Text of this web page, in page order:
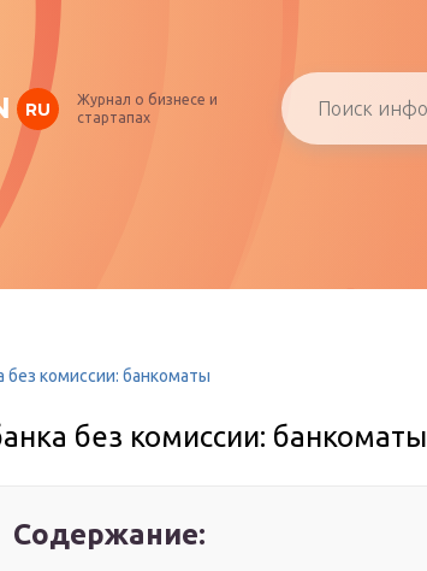
RU
Журнал о бизнесе и
стартапах
без комиссии: банкоматы
без комиссии: банкоматы
Содержание: